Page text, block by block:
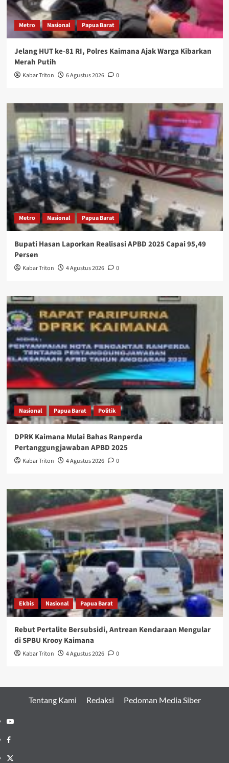
Metro Nasional Papua Barat
Jelang HUT ke-81 RI, Polres Kaimana Ajak Warga Kibarkan
Merah Putih
Kabar Triton 6 Agustus 2026 0
Metro Nasional Papua Barat
Bupati Hasan Laporkan Realisasi APBD 2025 Capai 95,49
Persen
Kabar Triton 4 Agustus 2026 0
Nasional Papua Barat Politik
DPRK Kaimana Mulai Bahas Ranperda
Pertanggungjawaban APBD 2025
Kabar Triton 4 Agustus 2026 0
Ekbis Nasional Papua Barat
Rebut Pertalite Bersubsidi, Antrean Kendaraan Mengular
di SPBU Krooy Kaimana
Kabar Triton 4 Agustus 2026 0
Tentang Kami Redaksi Pedoman Media Siber
Youtube
Facebook
Twitter